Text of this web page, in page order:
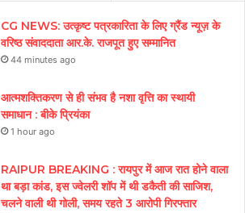
CG NEWS: उत्कृष्ट पत्रकारिता के लिए ग्रैंड न्यूज़ के
वरिष्ठ संवाददाता आर.के. राजपूत हुए सम्मानित
44 minutes ago
आत्मशक्तिकरण से ही संभव है नशा वृत्ति का स्थायी
समाधान : बीके प्रियंका
1 hour ago
RAIPUR BREAKING : रायपुर में आज रात होने वाला
था बड़ा कांड, इस ज्वेलरी शॉप में थी डकैती की साजिश,
चलने वाली थी गोली, समय रहते 3 आरोपी गिरफ्तार